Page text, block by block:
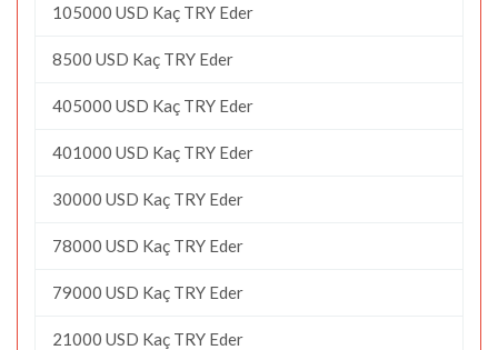
105000 USD Kaç TRY Eder
8500 USD Kaç TRY Eder
405000 USD Kaç TRY Eder
401000 USD Kaç TRY Eder
30000 USD Kaç TRY Eder
78000 USD Kaç TRY Eder
79000 USD Kaç TRY Eder
21000 USD Kaç TRY Eder